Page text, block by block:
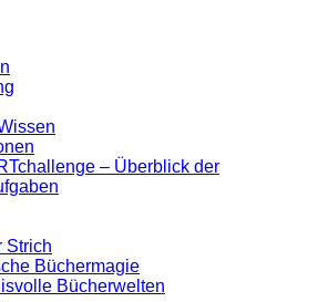
– Überblick der
Strich
Büchermagie
Bücherwelten